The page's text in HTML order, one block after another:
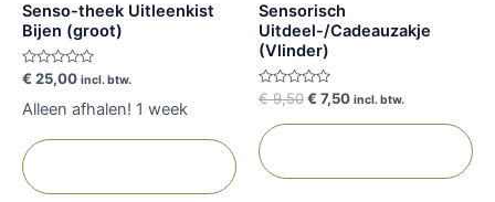
Senso-theek Uitleenkist
Bijen (groot)
Gewaardeerd
uit
5
€ 25,00 incl. btw.
Alleen afhalen! 1 week
Sensorisch
Uitdeel-/Cadeauzakje
(Vlinder)
Gewaardeerd
5
€9,50€ 7,50 incl. btw.